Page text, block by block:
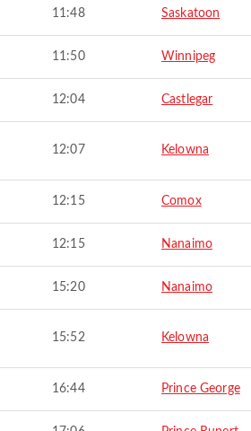
11:48 Saskatoon
11:50 Winnipeg
12:04 Castlegar
12:07 Kelowna
12:15 Comox
12:15 Nanaimo
15:20 Nanaimo
15:52 Kelowna
16:44 Prince George